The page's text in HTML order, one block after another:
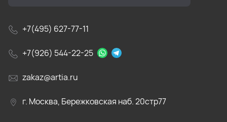
+7(495) 627-77-11
+7(926) 544-22-25
zakaz@artia.ru
г. Москва, Бережковская наб. 20стр77